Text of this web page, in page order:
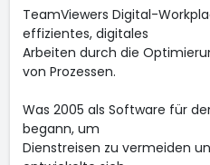
TeamViewers Digital-
effizientes, digitales
Arbeiten durch die
von Prozessen.
Was 2005 als Software für
begann, um
Dienstreisen zu vermeiden